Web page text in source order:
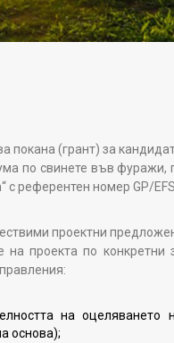
покана (грант) за
по свинете във фуражи,
с референтен номер GP/
проектни
на проекта по
на
основа);